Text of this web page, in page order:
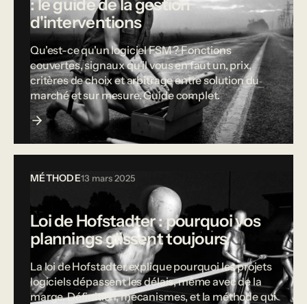
: le guide de la gestion
d'interventions
Qu'est-ce qu'un logiciel FSM ? Fonctions
couvertes, signaux qu'il vous en faut un, prix,
critères de choix et arbitrage entre solution du
marché et sur mesure. Guide complet.
MÉTHODE13 mars 2025
Loi de Hofstadter : pourquoi vos
plannings glissent toujours
La loi de Hofstadter explique pourquoi les projets
logiciels dépassent les délais, même avec de la
marge. Définition, mécanismes, et la méthode qui